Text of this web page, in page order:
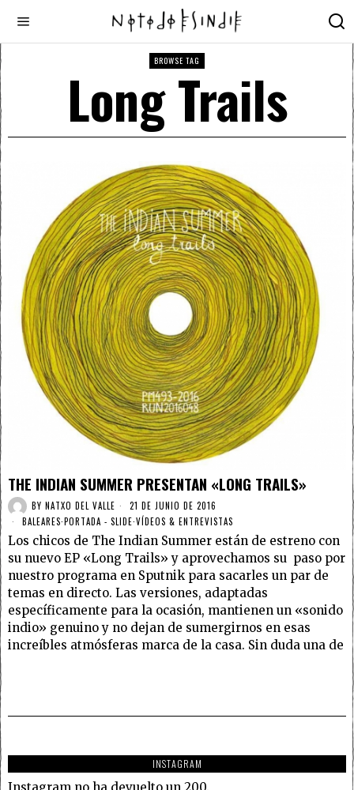
BROWSE TAG
Long Trails
THE INDIAN SUMMER PRESENTAN «LONG TRAILS»
BY NATXO DEL VALLE
21 DE JUNIO DE 2016
BALEARES·PORTADA - SLIDE·VÍDEOS & ENTREVISTAS
Los chicos de The Indian Summer están de estreno con
su nuevo EP «Long Trails» y aprovechamos su paso por
nuestro programa en Sputnik para sacarles un par de
temas en directo. Las versiones, adaptadas
específicamente para la ocasión, mantienen un «sonido
indio» genuino y no dejan de sumergirnos en esas
increíbles atmósferas marca de la casa. Sin duda una de
INSTAGRAM
Instagram no ha devuelto un 200.